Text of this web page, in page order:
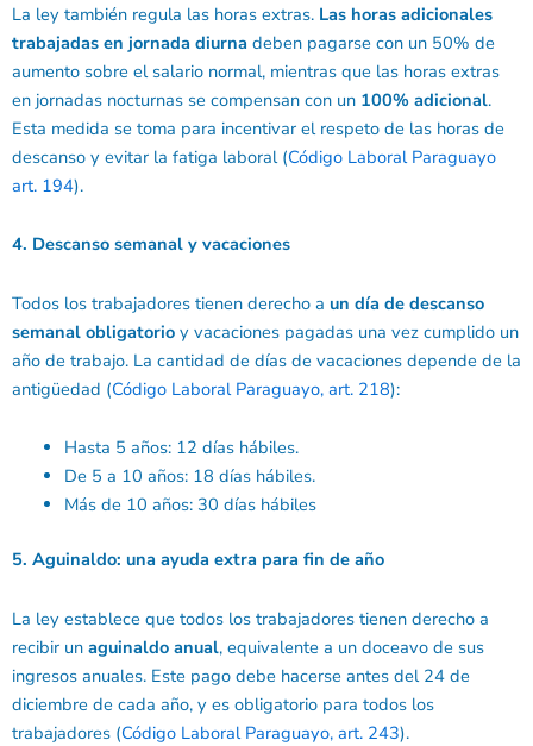
La ley también regula las horas extras. Las horas adicionales
trabajadas en jornada diurna deben pagarse con un 50% de
aumento sobre el salario normal, mientras que las horas extras
en jornadas nocturnas se compensan con un 100% adicional.
Esta medida se toma para incentivar el respeto de las horas de
descanso y evitar la fatiga laboral (Código Laboral Paraguayo
art. 194).
4. Descanso semanal y vacaciones
Todos los trabajadores tienen derecho a un día de descanso
semanal obligatorio y vacaciones pagadas una vez cumplido un
año de trabajo. La cantidad de días de vacaciones depende de la
antigüedad (Código Laboral Paraguayo, art. 218):
Hasta 5 años: 12 días hábiles.
De 5 a 10 años: 18 días hábiles.
Más de 10 años: 30 días hábiles
5. Aguinaldo: una ayuda extra para fin de año
La ley establece que todos los trabajadores tienen derecho a
recibir un aguinaldo anual, equivalente a un doceavo de sus
ingresos anuales. Este pago debe hacerse antes del 24 de
diciembre de cada año, y es obligatorio para todos los
trabajadores (Código Laboral Paraguayo, art. 243).